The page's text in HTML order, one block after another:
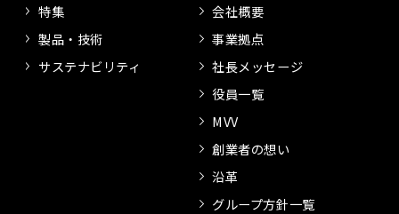
特集
製品・技術
サステナビリティ
会社概要
事業拠点
社長メッセージ
役員一覧
MVV
創業者の想い
沿革
グループ方針一覧